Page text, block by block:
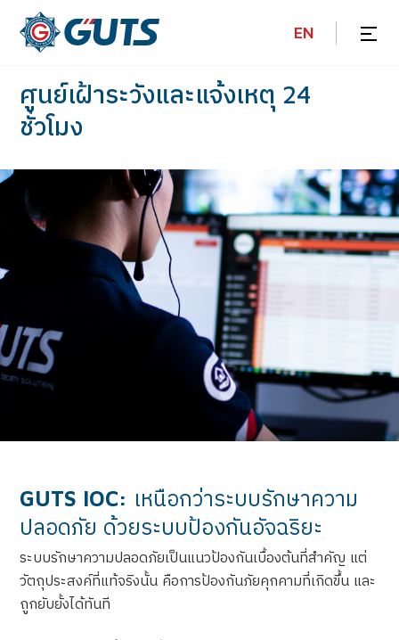
EN
ศูนย์เฝ้าระวังและแจ้งเหตุ 24
ชั่วโมง
GUTS IOC: เหนือกว่าระบบรักษาความ
ปลอดภัย ด้วยระบบป้องกันอัจฉริยะ
ระบบรักษาความปลอดภัยเป็นแนวป้องกันเบื้องต้นที่สำคัญ แต่
วัตถุประสงค์ที่แท้จริงนั้น คือการป้องกันภัยคุกคามที่เกิดขึ้น และ
ถูกยับยั้งได้ทันที